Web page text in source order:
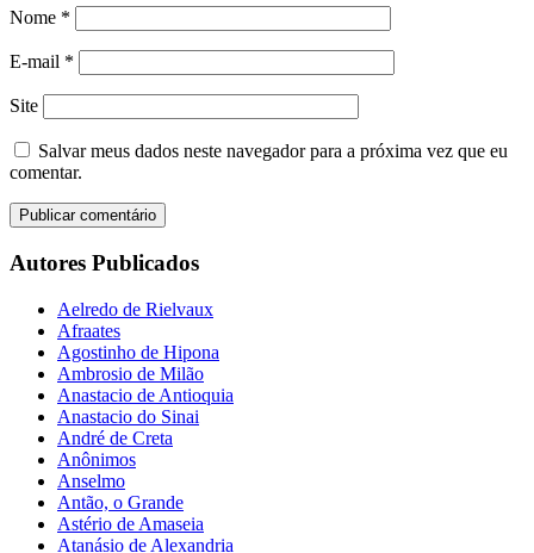
Nome *
E-mail *
Site
Salvar meus dados neste navegador para a próxima vez que eu
comentar.
Autores Publicados
Aelredo de Rielvaux
Afraates
Agostinho de Hipona
Ambrosio de Milão
Anastacio de Antioquia
Anastacio do Sinai
André de Creta
Anônimos
Anselmo
Antão, o Grande
Astério de Amaseia
Atanásio de Alexandria